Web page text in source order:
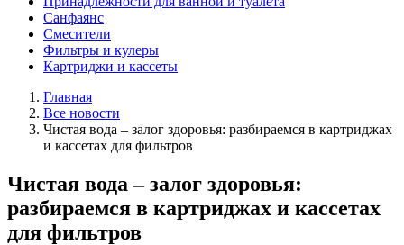
Санфаянс
Смесители
Фильтры и кулеры
Картриджи и кассеты
Главная
Все новости
Чистая вода – залог здоровья: разбираемся в картриджах
и кассетах для фильтров
Чистая вода – залог здоровья:
разбираемся в картриджах и кассетах
для фильтров